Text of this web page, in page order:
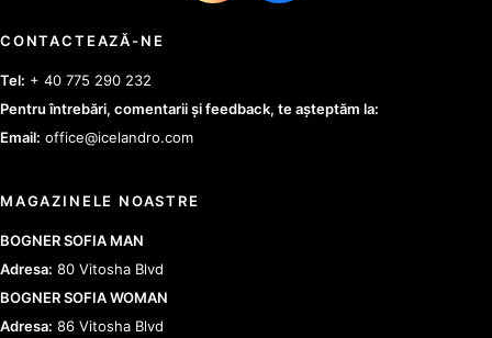
CONTACTEAZĂ-NE
Tel: + 40 775 290 232
Pentru întrebări, comentarii și feedback, te așteptăm la:
Email: office@icelandro.com
MAGAZINELE NOASTRE
BOGNER SOFIA MAN
Adresa: 80 Vitosha Blvd
BOGNER SOFIA WOMAN
Adresa: 86 Vitosha Blvd